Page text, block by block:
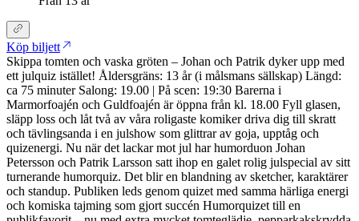
Köp biljett
Skippa tomten och vaska gröten – Johan och Patrik dyker upp med
ett julquiz istället! Åldersgräns: 13 år (i målsmans sällskap) Längd:
ca 75 minuter Salong: 19.00 | På scen: 19:30 Barerna i
Marmorfoajén och Guldfoajén är öppna från kl. 18.00 Fyll glasen,
släpp loss och låt två av våra roligaste komiker driva dig till skratt
och tävlingsanda i en julshow som glittrar av goja, upptåg och
quizenergi. Nu när det lackar mot jul har humorduon Johan
Petersson och Patrik Larsson satt ihop en galet rolig julspecial av sitt
turnerande humorquiz. Det blir en blandning av sketcher, karaktärer
och standup. Publiken leds genom quizet med samma härliga energi
och komiska tajming som gjort succén Humorquizet till en